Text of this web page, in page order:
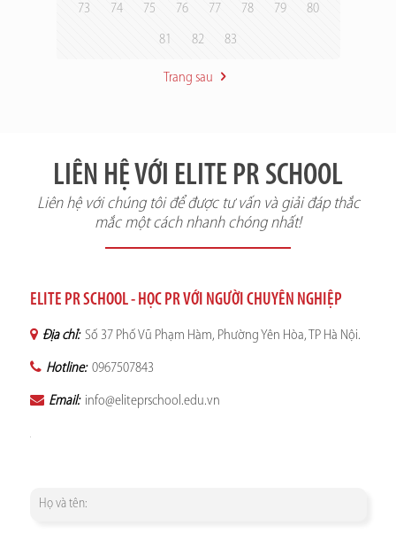
73 74 75 76 77 78 79 80
81 82 83
Trang sau
LIÊN HỆ VỚI ELITE PR SCHOOL
Liên hệ với chúng tôi để được tư vấn và giải đáp thắc
mắc một cách nhanh chóng nhất!
ELITE PR SCHOOL - HỌC PR VỚI NGƯỜI CHUYÊN NGHIỆP
Địa chỉ: Số 37 Phố Vũ Phạm Hàm, Phường Yên Hòa, TP Hà Nội.
Hotline: 0967507843
Email: info@eliteprschool.edu.vn